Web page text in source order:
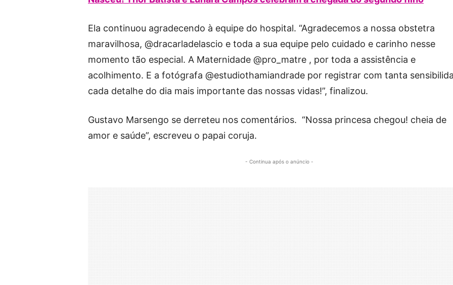
Ela continuou agradecendo à equipe do hospital. “Agradecemos a nossa obstetra
maravilhosa, @dracarladelascio e toda a sua equipe pelo cuidado e carinho nesse
momento tão especial. A Maternidade @pro_matre , por toda a assistência e
acolhimento. E a fotógrafa @estudiothamiandrade por registrar com tanta
cada detalhe do dia mais importante das nossas vidas!”, finalizou.
Gustavo Marsengo se derreteu nos comentários. “Nossa princesa chegou! cheia de
amor e saúde”, escreveu o papai coruja.
- Continua após o anúncio -